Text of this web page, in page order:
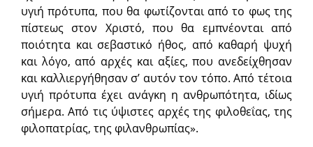
υγιή πρότυπα, που θα φωτίζονται από το φως της
πίστεως στον Χριστό, που θα εμπνέονται από
ποιότητα και σεβαστικό ήθος, από καθαρή ψυχή
και λόγο, από αρχές και αξίες, που ανεδείχθησαν
και καλλιεργήθησαν σ’ αυτόν τον τόπο. Από τέτοια
υγιή πρότυπα έχει ανάγκη η ανθρωπότητα, ιδίως
σήμερα. Από τις ύψιστες αρχές της φιλοθεΐας, της
φιλοπατρίας, της φιλανθρωπίας».